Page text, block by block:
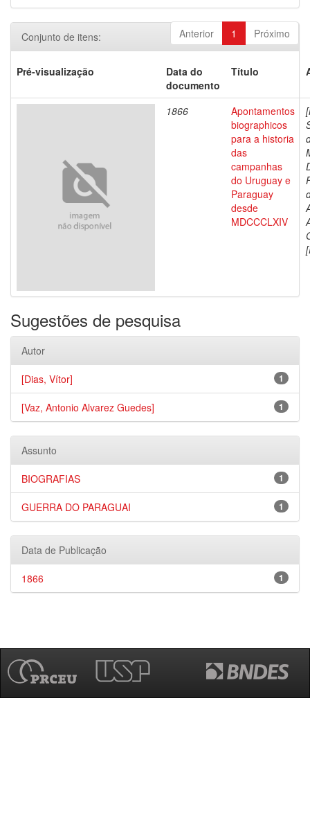
Anterior 1 Próximo
Conjunto de itens:
Pré-visualização
Data do
documento
Título
1866
Apontamentos
biographicos
para a historia
das
campanhas
do Uruguay e
Paraguay
desde
MDCCCLXIV
Sugestões de pesquisa
Autor
1
[Dias, Vítor]
1
[Vaz, Antonio Alvarez Guedes]
Assunto
1
BIOGRAFIAS
1
GUERRA DO PARAGUAI
Data de Publicação
1
1866